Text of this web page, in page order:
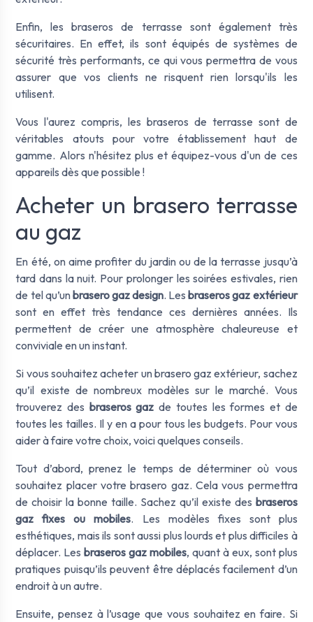
Enfin, les braseros de terrasse sont également très
sécuritaires. En effet, ils sont équipés de systèmes de
sécurité très performants, ce qui vous permettra de vous
assurer que vos clients ne risquent rien lorsqu'ils les
utilisent.
Vous l'aurez compris, les braseros de terrasse sont de
véritables atouts pour votre établissement haut de
gamme. Alors n'hésitez plus et équipez-vous d'un de ces
appareils dès que possible !
Acheter un brasero terrasse
au gaz
En été, on aime profiter du jardin ou de la terrasse jusqu’à
tard dans la nuit. Pour prolonger les soirées estivales, rien
de tel qu’unbrasero gaz design. Lesbraseros gaz extérieur
sont en effet très tendance ces dernières années. Ils
permettent de créer une atmosphère chaleureuse et
conviviale en un instant.
Si vous souhaitez acheter un brasero gaz extérieur, sachez
qu’il existe de nombreux modèles sur le marché. Vous
trouverez des braseros gaz de toutes les formes et de
toutes les tailles. Il y en a pour tous les budgets. Pour vous
aider à faire votre choix, voici quelques conseils.
Tout d’abord, prenez le temps de déterminer où vous
souhaitez placer votre brasero gaz. Cela vous permettra
de choisir la bonne taille. Sachez qu’il existe des braseros
gaz fixes ou mobiles. Les modèles fixes sont plus
esthétiques, mais ils sont aussi plus lourds et plus difficiles à
déplacer. Lesbraseros gaz mobiles, quant à eux, sont plus
pratiques puisqu’ils peuvent être déplacés facilement d’un
endroit à un autre.
Ensuite, pensez à l’usage que vous souhaitez en faire. Si